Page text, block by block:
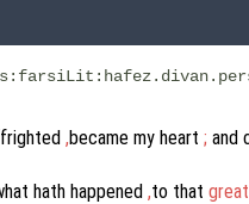
,became my heart ; and
hath happened ,to that great